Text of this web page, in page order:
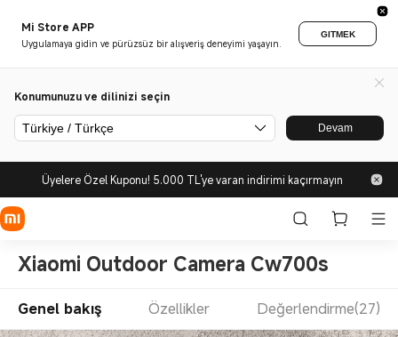
Mi Store APP
Uygulamaya gidin ve pürüzsüz bir alışveriş deneyimi yaşayın.
GITMEK
Konumunuzu ve dilinizi seçin
Türkiye / Türkçe Devam
Üyelere Özel Kuponu! 5.000 TL'ye varan indirimi kaçırmayın
Xiaomi Outdoor Camera Cw700s
Genel bakış Özellikler Değerlendirme(27)